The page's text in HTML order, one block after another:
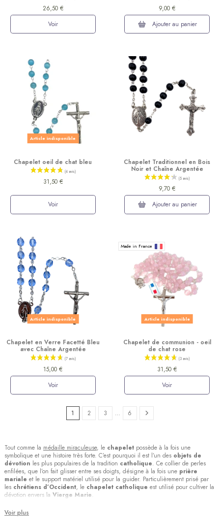
(8 avis)
26,50 €
Voir
9,00 €
Ajouter au panier
Article indisponible
Chapelet oeil de chat bleu
31,50 €
Voir
Chapelet Traditionnel en Bois
Noir et Chaîne Argentée
9,70 €
Ajouter au panier
Article indisponible
Chapelet en Verre Facetté Bleu
avec Chaîne Argentée
15,00 €
Voir
Made in France
Article indisponible
Chapelet de communion - oeil
de chat rose
31,50 €
Voir
1 2 3 … 6
Tout comme la médaille miraculeuse, le chapelet possède à la fois une
symbolique et une histoire très forte. C’est pourquoi il est l’un des objets de
dévotion les plus populaires de la tradition catholique. Ce collier de perles
enfilées, que l’on fait glisser entre ses doigts, désigne à la fois une prière
mariale et le support matériel utilisé pour la guider. Particulièrement prisé par
les chrétiens d’Occident, le chapelet catholique est utilisé pour cultiver la
dévotion envers la Vierge Marie.
Voir plus